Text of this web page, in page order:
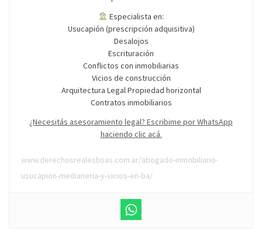
Especialista en:
Usucapión (prescripción adquisitiva)
Desalojos
Escrituración
Conflictos con inmobiliarias
Vicios de construcción
Arquitectura Legal Propiedad horizontal
Contratos inmobiliarios
¿Necesitás asesoramiento legal? Escribime por WhatsApp
haciendo clic acá.
www.derechosrealesbsas.com.ar/abogado-inmobiliario-
usucapion-medianeria-y-vicios-en-ba/